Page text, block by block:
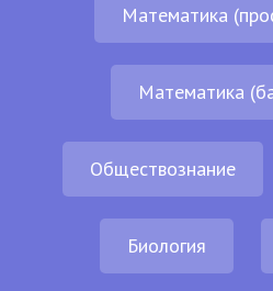
Математика
Математика
Обществознание
Биология